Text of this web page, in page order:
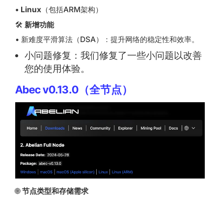
• Linux（包括ARM架构）
🛠️ 新增功能
• 新难度平滑算法（DSA）：提升网络的稳定性和效率。
小问题修复：我们修复了一些小问题以改善
您的使用体验。
Abec v0.13.0（全节点）
🌐节点类型和存储需求